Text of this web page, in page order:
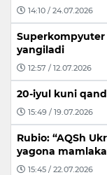
14:10 / 24.07.2026
Superkompyuter
yangiladi
12:57 / 12.07.2026
20-iyul kuni
15:49 / 19.07.2026
Rubio: “AQSh
yagona
15:45 / 22.07.2026